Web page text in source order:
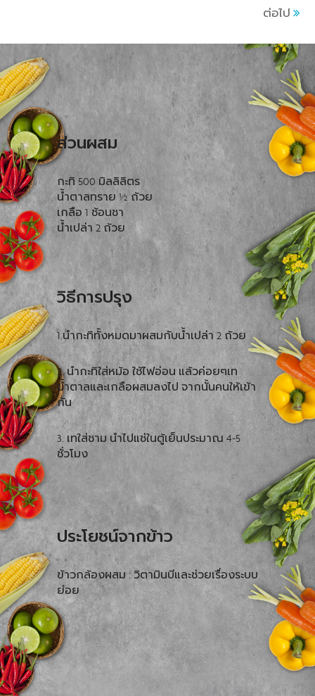
ต่อไป
ส่วนผสม
กะทิ 500 มิลลิลิตร
น้ำตาลทราย ½ ถ้วย
เกลือ 1 ช้อนชา
น้ำเปล่า 2 ถ้วย
วิธีการปรุง
1.นำกะทิทั้งหมดมาผสมกับน้ำเปล่า 2 ถ้วย
2. นำกะทิใส่หม้อ ใช้ไฟอ่อน แล้วค่อยๆเท
น้ำตาลและเกลือผสมลงไป จากนั้นคนให้เข้า
กัน
3. เทใส่ชาม นำไปแช่ในตู้เย็นประมาณ 4-5
ชั่วโมง
ประโยชน์จากข้าว
ข้าวกล้องผสม : วิตามินบีและช่วยเรื่องระบบ
ย่อย